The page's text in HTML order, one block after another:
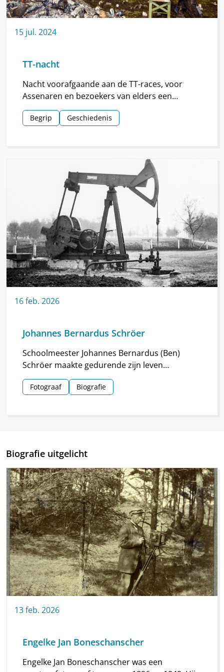
15 jul. 2024
TT-nacht
Nacht voorafgaande aan de TT-races, voor
Assenaren en bezoekers van elders een
hoogtepunt van de TT.
Begrip Geschiedenis
16feb. 2026
Johannes Bernardus Schröer
Schoolmeester Johannes Bernardus (Ben)
Schröer maakte gedurende zijn leven
haarscherpe foto’s in en om Nieuw-
Schoonebeek.
Fotograaf Biografie
Biografie uitgelicht
13feb. 2026
Engelke Jan Boneschanscher
Engelke Jan Boneschanscher was een